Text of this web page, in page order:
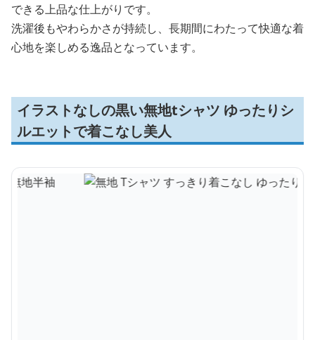
できる上品な仕上がりです。
洗濯後もやわらかさが持続し、長期間にわたって快適な着
心地を楽しめる逸品となっています。
イラストなしの黒い無地tシャツ ゆったりシ
ルエットで着こなし美人